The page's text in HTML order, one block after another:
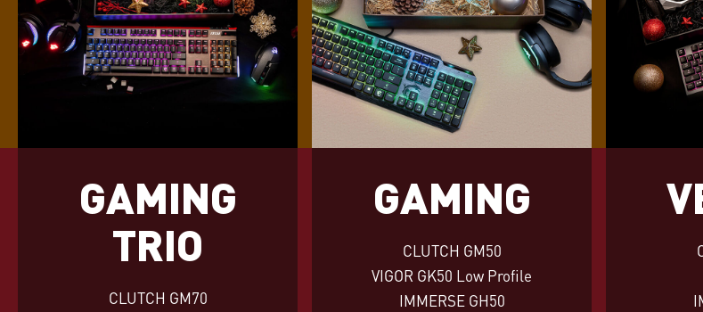
GAMING
TRIO
CLUTCH GM70
GAMING
CLUTCH GM50
VIGOR GK50 Low Profile
IMMERSE GH50